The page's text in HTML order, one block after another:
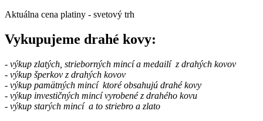
Aktuálna cena platiny - svetový trh
Vykupujeme drahé kovy:
- výkup zlatých, strieborných mincí a medailí z drahých kovov
- výkup šperkov z drahých kovov
- výkup pamätných mincí ktoré obsahujú drahé kovy
- výkup investičných mincívyrobené z drahého kovu
- výkup starých mincí a to striebro a zlato